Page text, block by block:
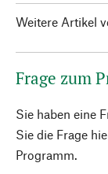
Weitere Artikel
Frage zum
Sie haben eine
Sie die Frage
Programm.